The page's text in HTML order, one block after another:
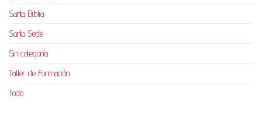
Santa Biblia
Santa Sede
Sin categoría
Taller de Formación
Todo